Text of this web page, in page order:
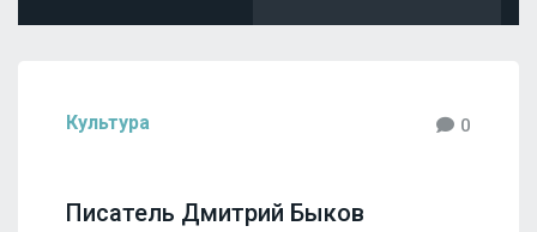
Культура 0
Писатель Дмитрий Быков